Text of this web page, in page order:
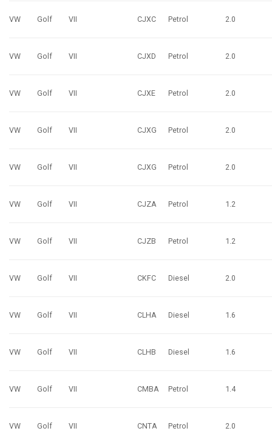
VW Golf VII CJXC Petrol 2.0
VW Golf VII CJXD Petrol 2.0
VW Golf VII CJXE Petrol 2.0
VW Golf VII CJXG Petrol 2.0
VW Golf VII CJXG Petrol 2.0
VW Golf VII CJZA Petrol 1.2
VW Golf VII CJZB Petrol 1.2
VW Golf VII CKFC Diesel 2.0
VW Golf VII CLHA Diesel 1.6
VW Golf VII CLHB Diesel 1.6
VW Golf VII CMBA Petrol 1.4
VW Golf VII CNTA Petrol 2.0